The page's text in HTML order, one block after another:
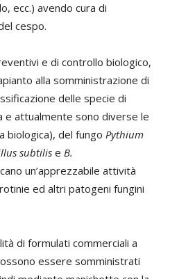
ecc.) avendo cura di
cespo.
e di controllo biologico,
alla somministrazione di
delle specie di
e attualmente sono diverse le
biologica), del fungo Pythium
subtilise B.
un’apprezzabile attività
ed altri patogeni fungini
di formulati commerciali a
essere somministrati